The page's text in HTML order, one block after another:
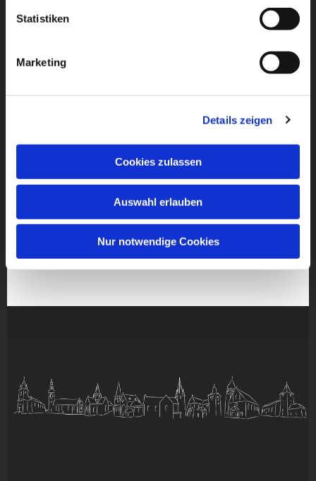
Statistiken
Marketing
Details zeigen
Cookies zulassen
Auswahl erlauben
Nur notwendige Cookies